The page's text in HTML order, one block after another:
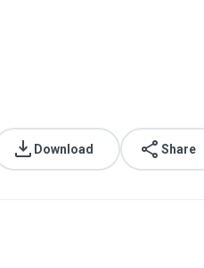
Download Share